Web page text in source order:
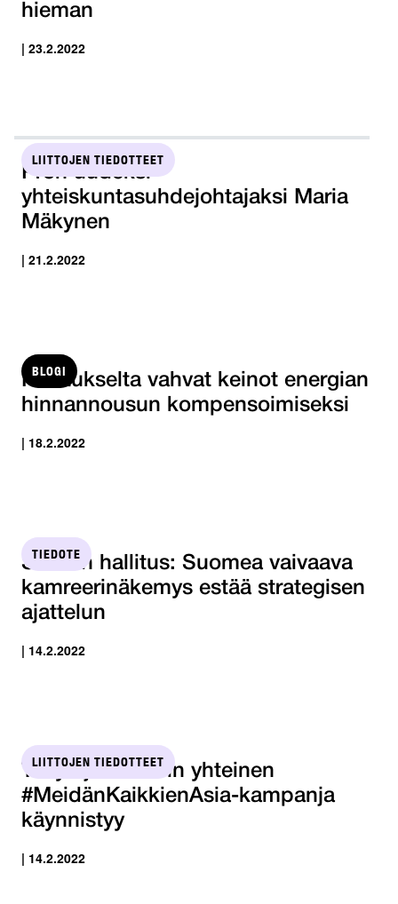
hieman
| 23.2.2022
LIITTOJEN TIEDOTTEET
Pron uudeksi
yhteiskuntasuhdejohtajaksi Maria
Mäkynen
| 21.2.2022
BLOGI
Hallitukselta vahvat keinot energian
hinnannousun kompensoimiseksi
| 18.2.2022
TIEDOTE
STTK:n hallitus: Suomea vaivaava
kamreerinäkemys estää strategisen
ajattelun
| 14.2.2022
LIITTOJEN TIEDOTTEET
Tehyn ja SuPerin yhteinen
#MeidänKaikkienAsia-kampanja
käynnistyy
| 14.2.2022